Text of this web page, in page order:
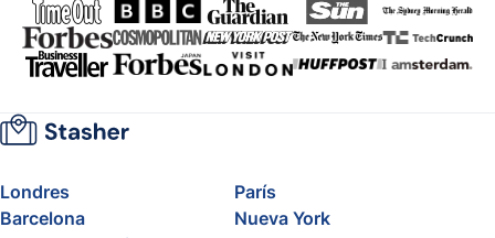
Londres
París
Barcelona
Nueva York